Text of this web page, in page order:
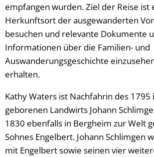
empfangen wurden. Ziel der Reise ist
Herkunftsort der ausgewanderten
besuchen und relevante Dokumente
Informationen über die Familien- und
Auswanderungsgeschichte
erhalten.
Kathy Waters ist Nachfahrin des 1795
geborenen Landwirts Johann
1830 ebenfalls in Bergheim zur Welt
Sohnes Engelbert. Johann Schlimgen
mit Engelbert sowie seinen vier